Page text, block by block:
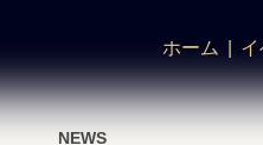
ホーム
NEWS